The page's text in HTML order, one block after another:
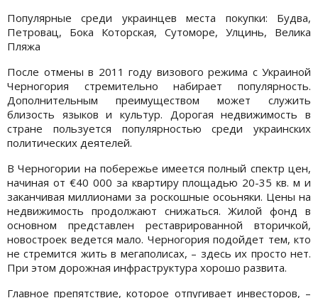
Популярные среди украинцев места покупки: Будва,
Петровац, Бока Которская, Cутоморе, Улцинь, Велика
Пляжа
После отмены в 2011 году визового режима с Украиной
Черногория стремительно набирает популярность.
Дополнительным преимуществом может служить
близость языков и культур. Дорогая недвижимость в
стране пользуется популярностью среди украинских
политических деятелей.
В Черногории на побережье имеется полный спектр цен,
начиная от €40 000 за квартиру площадью 20-35 кв. м и
заканчивая миллионами за роскошные осоьняки. Цены на
недвижимость продолжают снижаться. Жилой фонд в
основном представлен реставрированной вторичкой,
новостроек ведется мало. Черногория подойдет тем, кто
не стремится жить в мегаполисах, – здесь их просто нет.
При этом дорожная инфраструктура хорошо развита.
Главное препятствие, которое отпугивает инвесторов, –